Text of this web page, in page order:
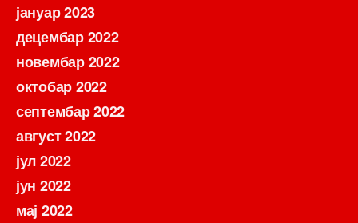
јануар 2023
децембар 2022
новембар 2022
октобар 2022
септембар 2022
август 2022
јул 2022
јун 2022
мај 2022